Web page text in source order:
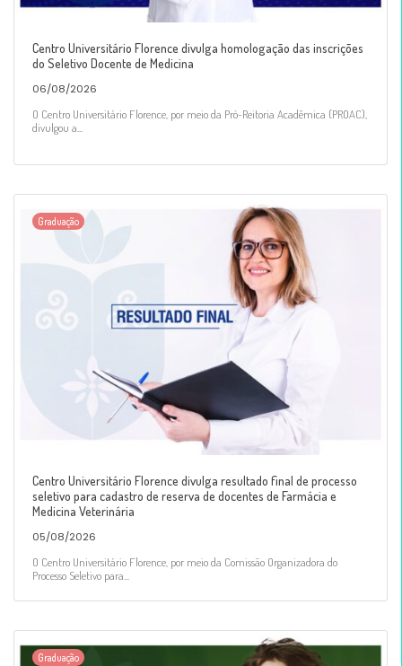
Centro Universitário Florence divulga homologação das inscrições
do Seletivo Docente de Medicina
06/08/2026
O Centro Universitário Florence, por meio da Pró-Reitoria Acadêmica (PROAC),
divulgou a...
Graduação
Centro Universitário Florence divulga resultado final de processo
seletivo para cadastro de reserva de docentes de Farmácia e
Medicina Veterinária
05/08/2026
O Centro Universitário Florence, por meio da Comissão Organizadora do
Processo Seletivo para...
Graduação